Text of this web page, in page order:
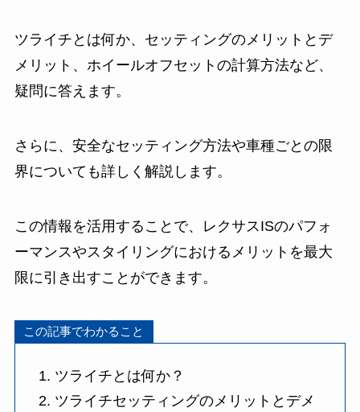
ツライチとは何か、セッティングのメリットとデ
メリット、ホイールオフセットの計算方法など、
疑問に答えます。
さらに、安全なセッティング方法や車種ごとの限
界についても詳しく解説します。
この情報を活用することで、レクサスISのパフォ
ーマンスやスタイリングにおけるメリットを最大
限に引き出すことができます。
この記事でわかること
ツライチとは何か？
ツライチセッティングのメリットとデメ